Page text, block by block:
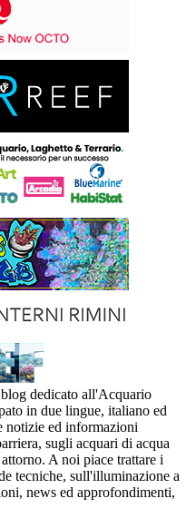
dedicato all'Acquario
in due lingue, italiano ed
notizie ed informazioni
sugli acquari di acqua
A noi piace trattare i
tecniche, sull'illuminazione a
news ed approfondimenti,